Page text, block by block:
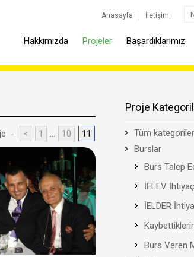
Anasayfa İletişim
Hakkımızda Projeler Başardıklarımız
- < 1 ... 10 11
Proje
Tüm kategoriler
Burslar
Burs Talep
İELEV
İELDER
Burs Veren